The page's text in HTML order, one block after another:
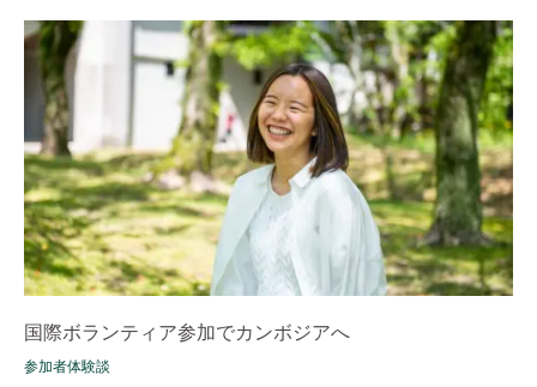
国際ボランティア参加でカンボジアへ
参加者体験談